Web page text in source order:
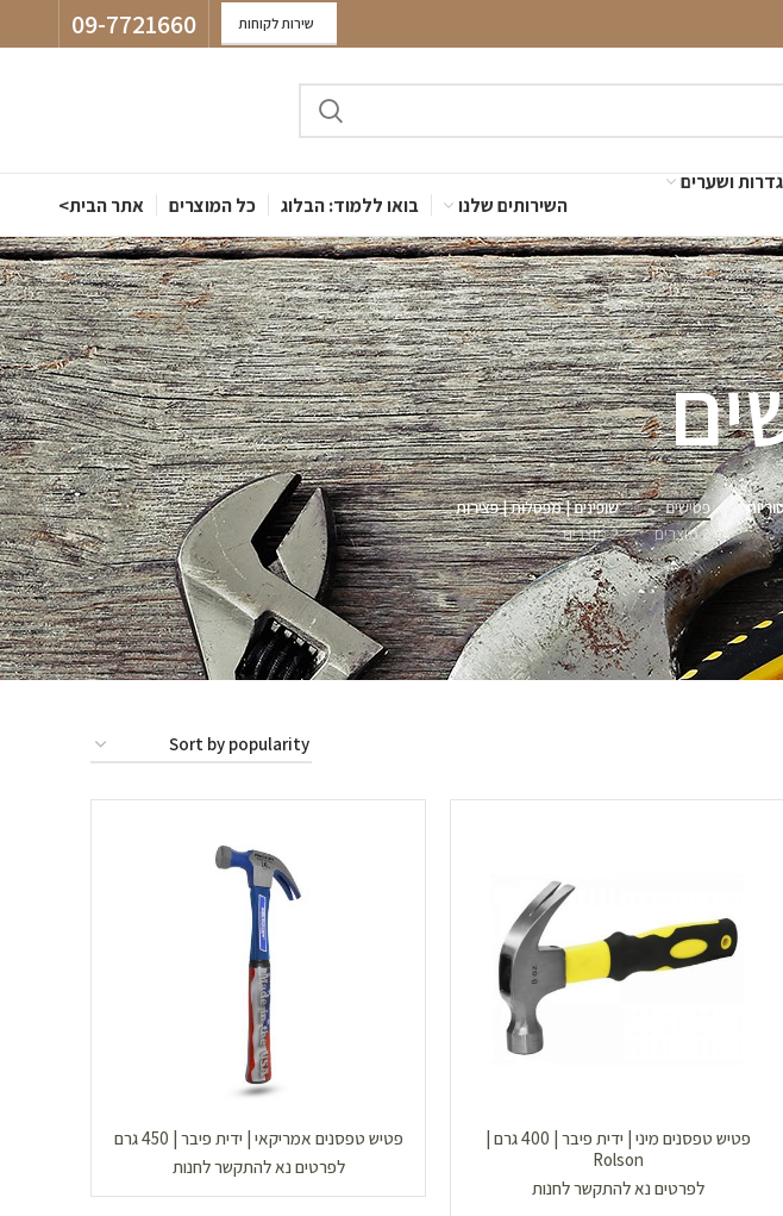
שירות לקוחות 09-7721660
ושערים
השירותים שלנו בואו ללמוד: הבלוג כל המוצרים אתר הבית>
פטישים
3 מוצרים
שופינים | מפסלות | פצירות
2 מוצרים
פטיש טפסנים מיני | ידית פיבר | 400 גרם |
Rolson
לפרטים נא להתקשר לחנות
פטיש טפסנים אמריקאי | ידית פיבר | 450 גרם
לפרטים נא להתקשר לחנות